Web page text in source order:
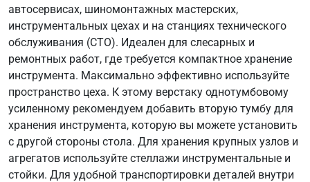
автосервисах, шиномонтажных мастерских,
инструментальных цехах и на станциях технического
обслуживания (СТО). Идеален для слесарных и
ремонтных работ, где требуется компактное хранение
инструмента. Максимально эффективно используйте
пространство цеха. К этому верстаку однотумбовому
усиленному рекомендуем добавить вторую тумбу для
хранения инструмента, которую вы можете установить
с другой стороны стола. Для хранения крупных узлов и
агрегатов используйте стеллажи инструментальные и
стойки. Для удобной транспортировки деталей внутри